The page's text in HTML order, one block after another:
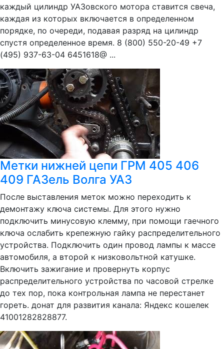
каждый цилиндр УАЗовского мотора ставится свеча,
каждая из которых включается в определенном
порядке, по очереди, подавая разряд на цилиндр
спустя определенное время. 8 (800) 550-20-49 +7
(495) 937-63-04 6451618@ ...
Метки нижней цепи ГРМ 405 406
409 ГАЗель Волга УАЗ
После выставления меток можно переходить к
демонтажу ключа системы. Для этого нужно
подключить минусовую клемму, при помощи гаечного
ключа ослабить крепежную гайку распределительного
устройства. Подключить один провод лампы к массе
автомобиля, а второй к низковольтной катушке.
Включить зажигание и провернуть корпус
распределительного устройства по часовой стрелке
до тех пор, пока контрольная лампа не перестанет
гореть. донат для развития канала: Яндекс кошелек
41001282828877.